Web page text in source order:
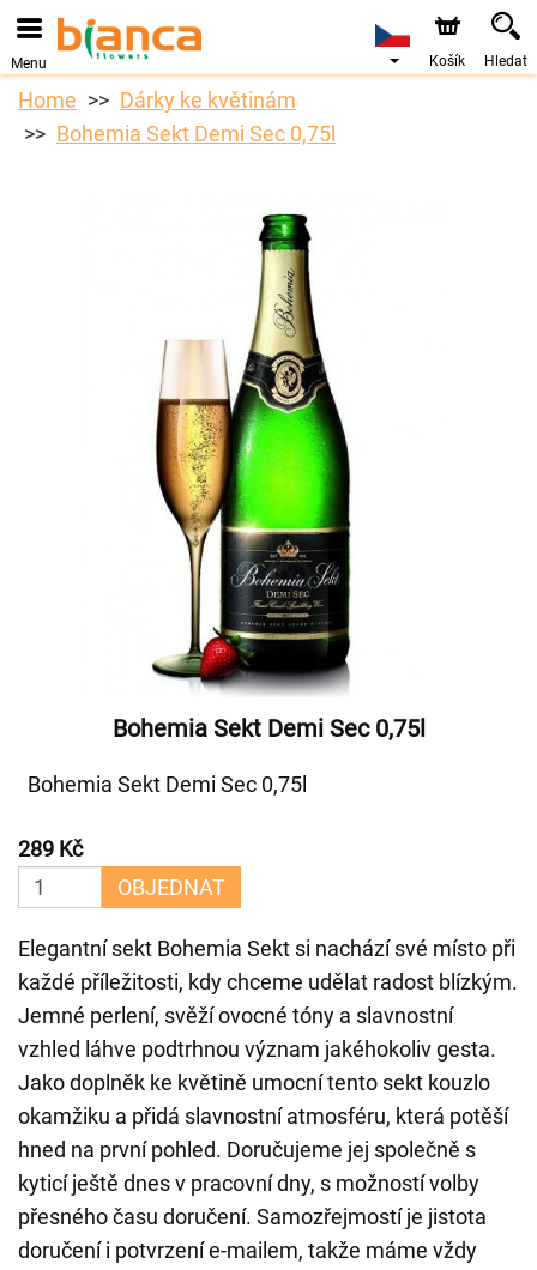
Menu Košík Hledat
Home
Dárky ke květinám
Bohemia Sekt Demi Sec 0,75l
Bohemia Sekt Demi Sec 0,75l
Bohemia Sekt Demi Sec 0,75l
289 Kč
OBJEDNAT
Elegantní sekt Bohemia Sekt si nachází své místo při
každé příležitosti, kdy chceme udělat radost blízkým.
Jemné perlení, svěží ovocné tóny a slavnostní
vzhled láhve podtrhnou význam jakéhokoliv gesta.
Jako doplněk ke květině umocní tento sekt kouzlo
okamžiku a přidá slavnostní atmosféru, která potěší
hned na první pohled. Doručujeme jej společně s
kyticí ještě dnes v pracovní dny, s možností volby
přesného času doručení. Samozřejmostí je jistota
doručení i potvrzení e-mailem, takže máme vždy